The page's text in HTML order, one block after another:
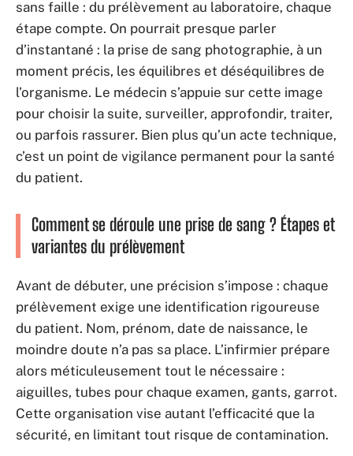
sans faille : du prélèvement au laboratoire, chaque
étape compte. On pourrait presque parler
d’instantané : la prise de sang photographie, à un
moment précis, les équilibres et déséquilibres de
l’organisme. Le médecin s’appuie sur cette image
pour choisir la suite, surveiller, approfondir, traiter,
ou parfois rassurer. Bien plus qu’un acte technique,
c’est un point de vigilance permanent pour la santé
du patient.
Comment se déroule une prise de sang ? Étapes et
variantes du prélèvement
Avant de débuter, une précision s’impose : chaque
prélèvement exige une identification rigoureuse
du patient. Nom, prénom, date de naissance, le
moindre doute n’a pas sa place. L’infirmier prépare
alors méticuleusement tout le nécessaire :
aiguilles, tubes pour chaque examen, gants, garrot.
Cette organisation vise autant l’efficacité que la
sécurité, en limitant tout risque de contamination.